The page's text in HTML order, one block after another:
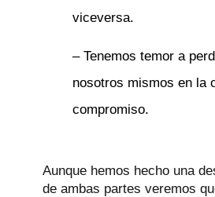
viceversa.
– Tenemos temor a
nosotros mismos en la
compromiso.
Aunque hemos hecho una
de ambas partes veremos